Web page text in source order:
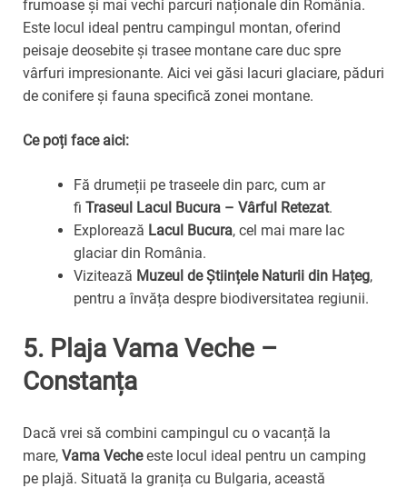
frumoase și mai vechi parcuri naționale din România.
Este locul ideal pentru campingul montan, oferind
peisaje deosebite și trasee montane care duc spre
vârfuri impresionante. Aici vei găsi lacuri glaciare, păduri
de conifere și fauna specifică zonei montane.
Ce poți face aici:
Fă drumeții pe traseele din parc, cum ar
fi Traseul Lacul Bucura – Vârful Retezat.
Explorează Lacul Bucura, cel mai mare lac
glaciar din România.
Vizitează Muzeul de Științele Naturii din Hațeg,
pentru a învăța despre biodiversitatea regiunii.
5. Plaja Vama Veche –
Constanța
Dacă vrei să combini campingul cu o vacanță la
mare, Vama Vecheeste locul ideal pentru un camping
pe plajă. Situată la granița cu Bulgaria, această